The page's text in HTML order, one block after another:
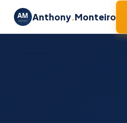
Anthony.Monteiro